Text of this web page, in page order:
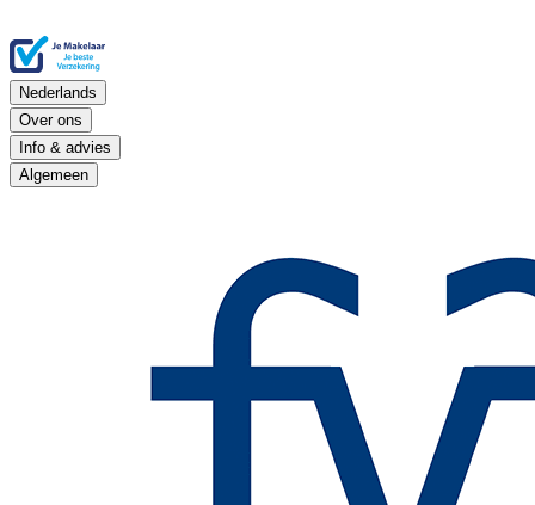
Nederlands
Over ons
Info & advies
Algemeen